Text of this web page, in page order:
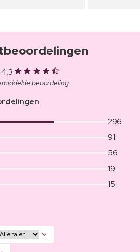
4,3
beoordeling
296
91
56
19
15